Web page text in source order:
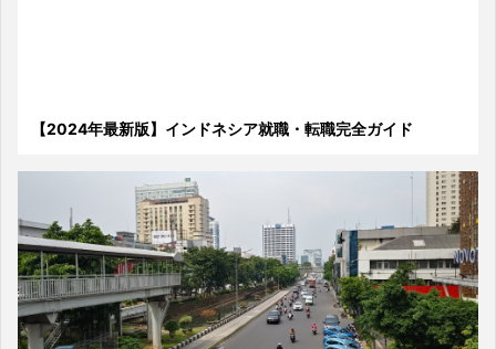
【2024年最新版】インドネシア就職・転職完全ガイド